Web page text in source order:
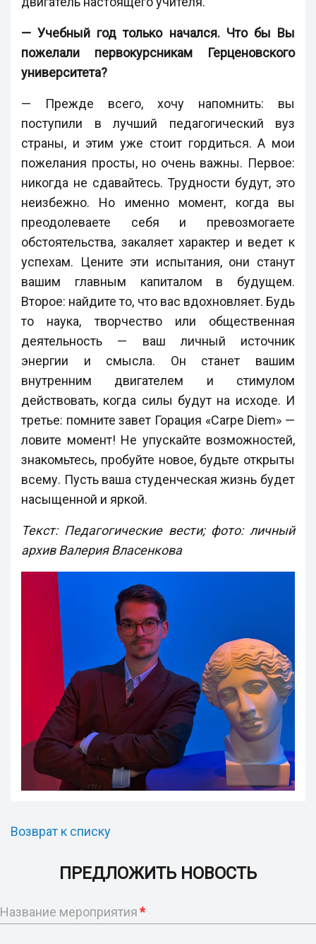
— Учебный год только начался. Что бы Вы
пожелали первокурсникам Герценовского
университета?
— Прежде всего, хочу напомнить: вы
поступили в лучший педагогический вуз
страны, и этим уже стоит гордиться. А мои
пожелания просты, но очень важны. Первое:
никогда не сдавайтесь. Трудности будут, это
неизбежно. Но именно момент, когда вы
преодолеваете себя и превозмогаете
обстоятельства, закаляет характер и ведет к
успехам. Цените эти испытания, они станут
вашим главным капиталом в будущем.
Второе: найдите то, что вас вдохновляет. Будь
то наука, творчество или общественная
деятельность — ваш личный источник
энергии и смысла. Он станет вашим
внутренним двигателем и стимулом
действовать, когда силы будут на исходе. И
третье: помните завет Горация «Carpe Diem» —
ловите момент! Не упускайте возможностей,
знакомьтесь, пробуйте новое, будьте открыты
всему. Пусть ваша студенческая жизнь будет
насыщенной и яркой.
Текст: Педагогические вести; фото: личный
архив Валерия Власенкова
Возврат к списку
ПРЕДЛОЖИТЬ НОВОСТЬ
Название мероприятия*